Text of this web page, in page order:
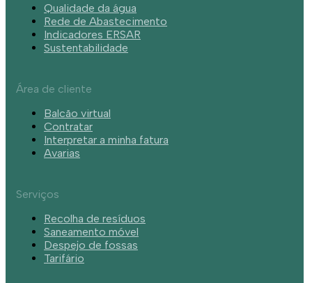
Qualidade da água
Rede de Abastecimento
Indicadores ERSAR
Sustentabilidade
Área de cliente
Balcão virtual
Contratar
Interpretar a minha fatura
Avarias
Serviços
Recolha de resíduos
Saneamento móvel
Despejo de fossas
Tarifário